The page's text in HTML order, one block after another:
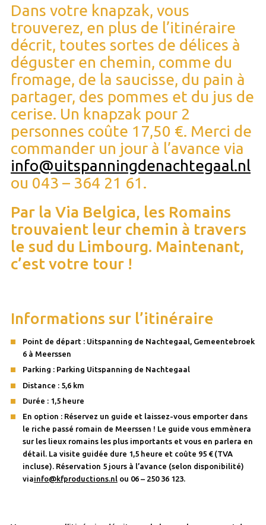
Dans votre knapzak, vous
trouverez, en plus de l’itinéraire
décrit, toutes sortes de délices à
déguster en chemin, comme du
fromage, de la saucisse, du pain à
partager, des pommes et du jus de
cerise. Un knapzak pour 2
personnes coûte 17,50 €. Merci de
commander un jour à l’avance via
info@uitspanningdenachtegaal.nl
ou 043 – 364 21 61.
Par la Via Belgica, les Romains
trouvaient leur chemin à travers
le sud du Limbourg. Maintenant,
c’est votre tour !
Informations sur l’itinéraire
Point de départ : Uitspanning de Nachtegaal, Gemeentebroek
6 à Meerssen
Parking : Parking Uitspanning de Nachtegaal
Distance : 5,6 km
Durée : 1,5 heure
En option : Réservez un guide et laissez-vous emporter dans
le riche passé romain de Meerssen ! Le guide vous emmènera
sur les lieux romains les plus importants et vous en parlera en
détail. La visite guidée dure 1,5 heure et coûte 95 € (TVA
incluse). Réservation 5 jours à l’avance (selon disponibilité)
viainfo@kfproductions.nlou 06 – 250 36 123.